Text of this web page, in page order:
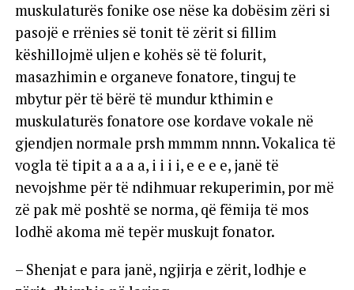
muskulaturës fonike ose nëse ka dobësim zëri si
pasojë e rrënies së tonit të zërit si fillim
këshillojmë uljen e kohës së të folurit,
masazhimin e organeve fonatore, tinguj te
mbytur për të bërë të mundur kthimin e
muskulaturës fonatore ose kordave vokale në
gjendjen normale prsh mmmm nnnn. Vokalica të
vogla të tipit a a a a, i i i i, e e e e, janë të
nevojshme për të ndihmuar rekuperimin, por më
zë pak më poshtë se norma, që fëmija të mos
lodhë akoma më tepër muskujt fonator.
– Shenjat e para janë, ngjirja e zërit, lodhje e